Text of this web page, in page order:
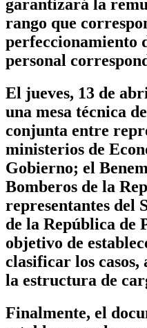
garantizará la
rango que
perfeccionamiento
personal
El jueves, 13 de
una mesa técnica
conjunta entre
ministerios de
Gobierno; el
Bomberos de la
representantes del
de la República de
objetivo de
clasificar los
la estructura de
Finalmente, el